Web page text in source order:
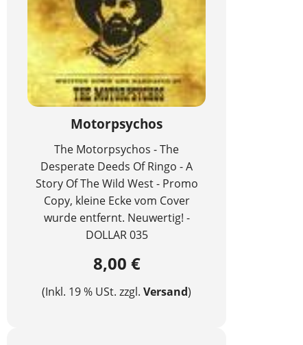
Motorpsychos
The Motorpsychos - The
Desperate Deeds Of Ringo - A
Story Of The Wild West - Promo
Copy, kleine Ecke vom Cover
wurde entfernt. Neuwertig! -
DOLLAR 035
8,00 €
(Inkl. 19 % USt. zzgl. Versand)